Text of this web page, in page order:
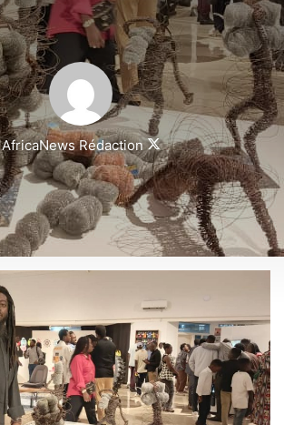
AfricaNews Rédaction
Follow
on
X